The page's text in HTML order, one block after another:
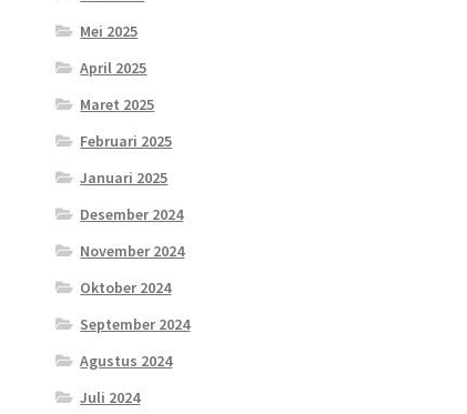
Mei 2025
April 2025
Maret 2025
Februari 2025
Januari 2025
Desember 2024
November 2024
Oktober 2024
September 2024
Agustus 2024
Juli 2024